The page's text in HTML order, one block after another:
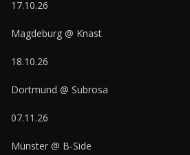
17.10.26
Magdeburg @ Knast
18.10.26
Dortmund @ Subrosa
07.11.26
Münster @ B-Side